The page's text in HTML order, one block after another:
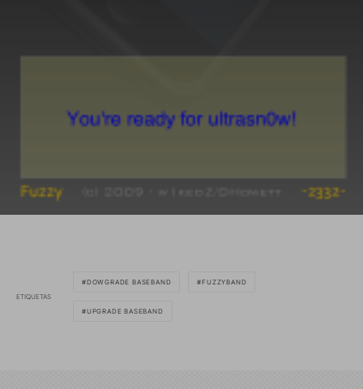
ETIQUETAS
DOWGRADE BASEBAND FUZZYBAND
UPGRADE BASEBAND